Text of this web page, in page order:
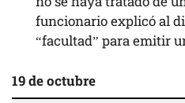
funcionario explicó al
“facultad” para emitir
19 de octubre